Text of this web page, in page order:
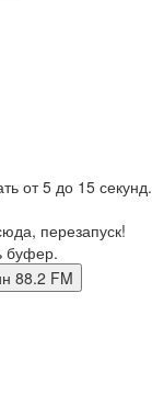
от 5 до 15 секунд.
перезапуск!
буфер.
88.2 FM